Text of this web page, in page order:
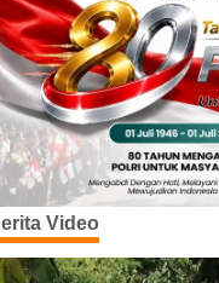
Video